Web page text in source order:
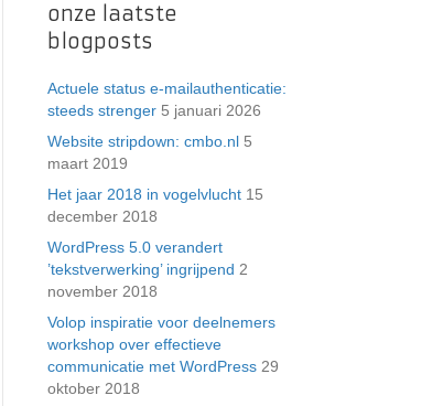
onze laatste
blogposts
Actuele status e-mailauthenticatie:
steeds strenger 5 januari 2026
Website stripdown: cmbo.nl 5
maart 2019
Het jaar 2018 in vogelvlucht 15
december 2018
WordPress 5.0 verandert
’tekstverwerking’ ingrijpend 2
november 2018
Volop inspiratie voor deelnemers
workshop over effectieve
communicatie met WordPress 29
oktober 2018